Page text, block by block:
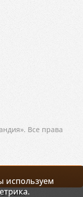
Все права
используем
нам!